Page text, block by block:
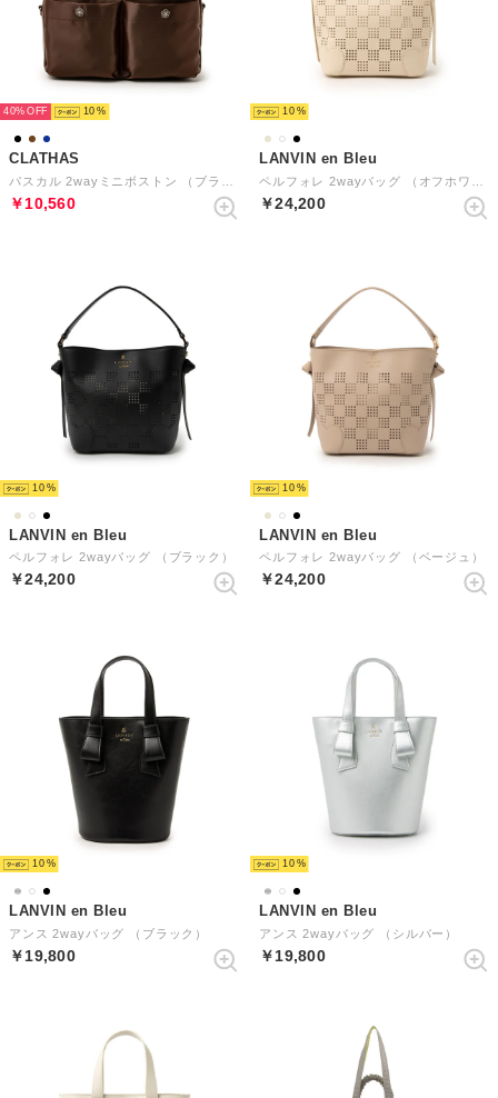
40% 10
CLATHAS
￥10,560
10
LANVIN en Bleu
￥24,200
10
LANVIN en Bleu
ペルフォレ 2wayバッグ （ブラック）
￥24,200
10
LANVIN en Bleu
ペルフォレ 2wayバッグ （ベージュ）
￥24,200
10
LANVIN en Bleu
アンス 2wayバッグ （ブラック）
￥19,800
10
LANVIN en Bleu
アンス 2wayバッグ （シルバー）
￥19,800